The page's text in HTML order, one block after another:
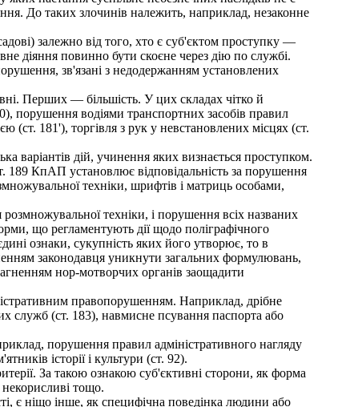
До таких злочинів належить, наприклад, незаконне
залежно від того, хто є суб'єктом проступку —
діяння повинно бути скоєне через дію по службі.
зв'язані з недодержанням установлених
Перших — більшість. У цих складах чітко й
порушення водіями транспортних засобів правил
(ст. 181'), торгівля з рук у невстановлених місцях (ст.
варіантів дій, учинення яких визнається проступком.
189 КпАП установлює відповідальність за порушення
техніки, шрифтів і матриць особами,
техніки, і порушення всіх названих
що регламентують дії щодо поліграфічного
ознаки, сукупність яких його утворює, то в
законодавця уникнути загальних формулювань,
нор-мотворчих органів заощадити
правопорушенням. Наприклад, дрібне
служб (ст. 183), навмисне псування паспорта або
порушення правил адміністративного нагляду
історії і культури (ст. 92).
За такою ознакою суб'єктивні сторони, як форма
тощо.
є ніщо інше, як специфічна поведінка людини або